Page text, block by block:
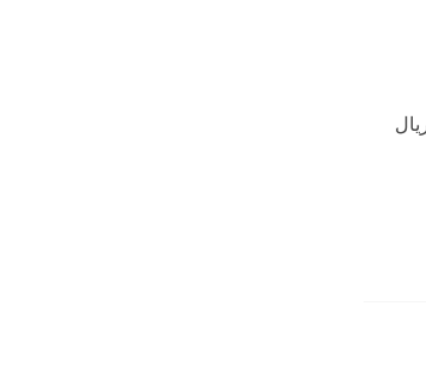
حيث يلتقي ريال